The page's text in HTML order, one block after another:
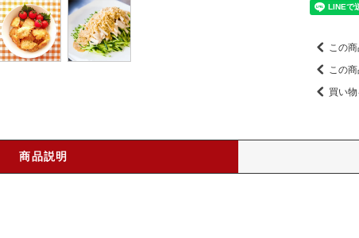
この
この
買い
商品説明